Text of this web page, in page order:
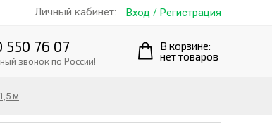
Личный кабинет: Вход / Регистрация
550 76 07
звонок по России!
В корзине:
нет товаров
м